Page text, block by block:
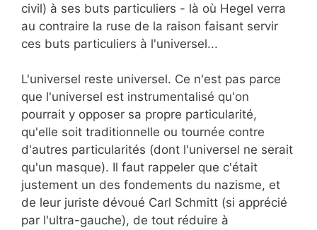
civil) à ses buts particuliers - là où Hegel verra
au contraire la ruse de la raison faisant servir
ces buts particuliers à l'universel...
L'universel reste universel. Ce n'est pas parce
que l'universel est instrumentalisé qu'on
pourrait y opposer sa propre particularité,
qu'elle soit traditionnelle ou tournée contre
d'autres particularités (dont l'universel ne serait
qu'un masque). Il faut rappeler que c'était
justement un des fondements du nazisme, et
de leur juriste dévoué Carl Schmitt (si apprécié
par l'ultra-gauche), de tout réduire à